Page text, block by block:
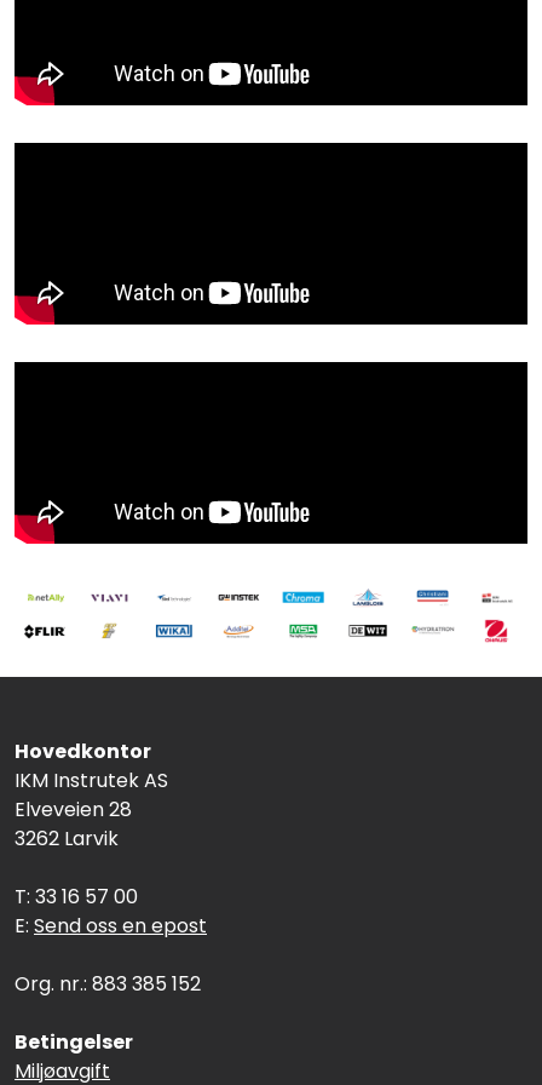
opp PD raskt og
brukervennlig – før
problemene utvikler
Hovedkontor
IKM Instrutek AS
Elveveien 28
3262 Larvik
T: 33 16 57 00
E: Send oss en epost
Org. nr.: 883 385 152
Betingelser
Miljøavgift